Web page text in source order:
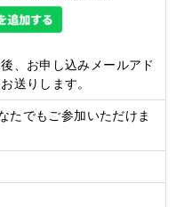
、お申し込みメールアド
送りします。
たでもご参加いただけま